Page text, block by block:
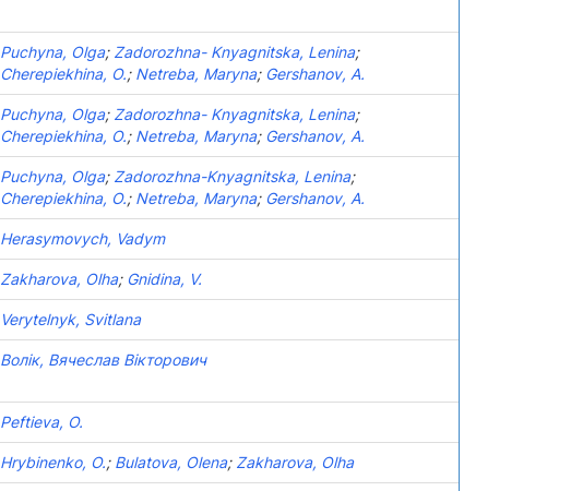
Puchyna, Olga; Zadorozhna- Knyagnitska, Lenina;
Cherepiekhina, O.; Netreba, Maryna; Gershanov, A.
Puchyna, Olga; Zadorozhna- Knyagnitska, Lenina;
Cherepiekhina, O.; Netreba, Maryna; Gershanov, A.
Puchyna, Olga; Zadorozhna-Knyagnitska, Lenina;
Cherepiekhina, O.; Netreba, Maryna; Gershanov, A.
Herasymovych, Vadym
Zakharova, Olha; Gnidina, V.
Verytelnyk, Svitlana
Волік, Вячеслав Вікторович
Peftieva, O.
Hrybinenko, O.; Bulatova, Olena; Zakharova, Olha